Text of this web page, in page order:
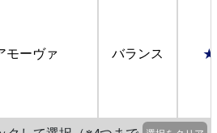
モーヴァ バランス